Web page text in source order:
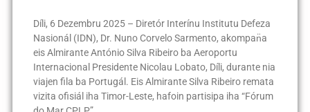
Díli, 6 Dezembru 2025 – Diretór Interínu Institutu Defeza
Nasionál (IDN), Dr. Nuno Corvelo Sarmento, akompan̈a
eis Almirante António Silva Ribeiro ba Aeroportu
Internacional Presidente Nicolau Lobato, Díli, durante nia
viajen fila ba Portugál. Eis Almirante Silva Ribeiro remata
vizita ofisiál iha Timor-Leste, hafoin partisipa iha “Fórum